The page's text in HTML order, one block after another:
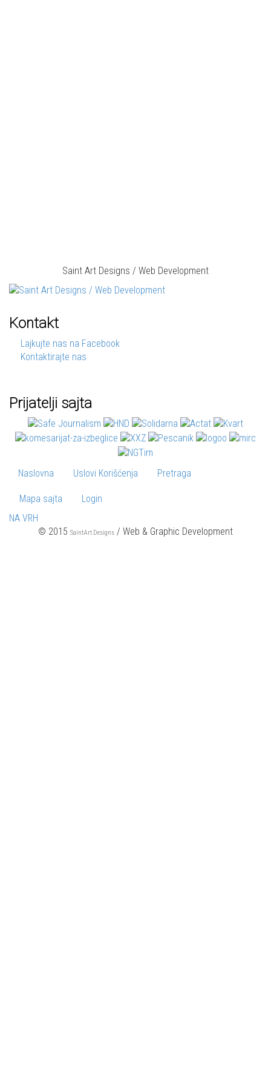
Saint Art Designs / Web Development
Kontakt
Lajkujte nas na Facebook
Kontaktirajte nas
Prijatelji sajta
Naslovna Uslovi Korišćenja Pretraga
Mapa sajta
Login
NA VRH
© 2015 SaintArt Designs / Web & Graphic Development